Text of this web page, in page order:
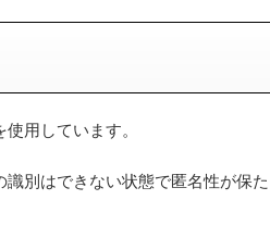
用しています。
別はできない状態で匿名性が保た